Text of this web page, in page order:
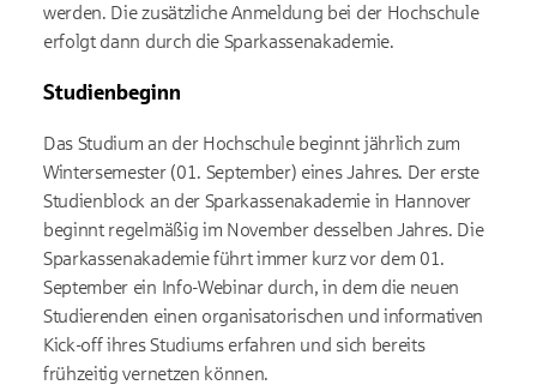
werden. Die zusätzliche Anmeldung bei der Hochschule
erfolgt dann durch die Sparkassenakademie.
Studienbeginn
Das Studium an der Hochschule beginnt jährlich zum
Wintersemester (01. September) eines Jahres. Der erste
Studienblock an der Sparkassenakademie in Hannover
beginnt regelmäßig im November desselben Jahres. Die
Sparkassenakademie führt immer kurz vor dem 01.
September ein Info-Webinar durch, in dem die neuen
Studierenden einen organisatorischen und informativen
Kick-off ihres Studiums erfahren und sich bereits
frühzeitig vernetzen können.